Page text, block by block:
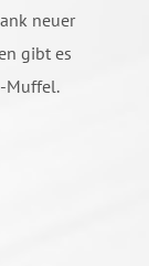
neuer
gibt es
Muffel.